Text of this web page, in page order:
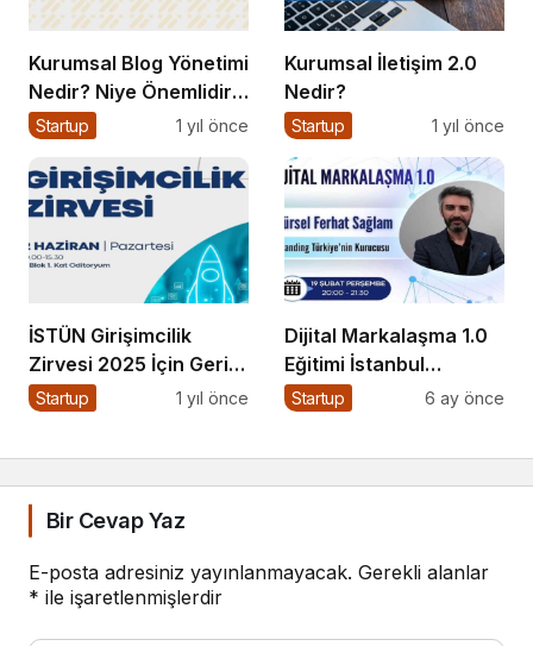
Kurumsal Blog Yönetimi
Nedir? Niye Önemlidir?
Kurumsal Blog Yönetimi
Startup 1 yıl önce
Kurumsal İletişim 2.0
Nedir?
Startup 1 yıl önce
İSTÜN Girişimcilik
Zirvesi 2025 İçin Geri
Sayım
Startup 1 yıl önce
Dijital Markalaşma 1.0
Eğitimi İstanbul
Üniversitesi’nde
Startup 6 ay önce
Bir Cevap Yaz
E-posta adresiniz yayınlanmayacak. Gerekli alanlar
* ile işaretlenmişlerdir